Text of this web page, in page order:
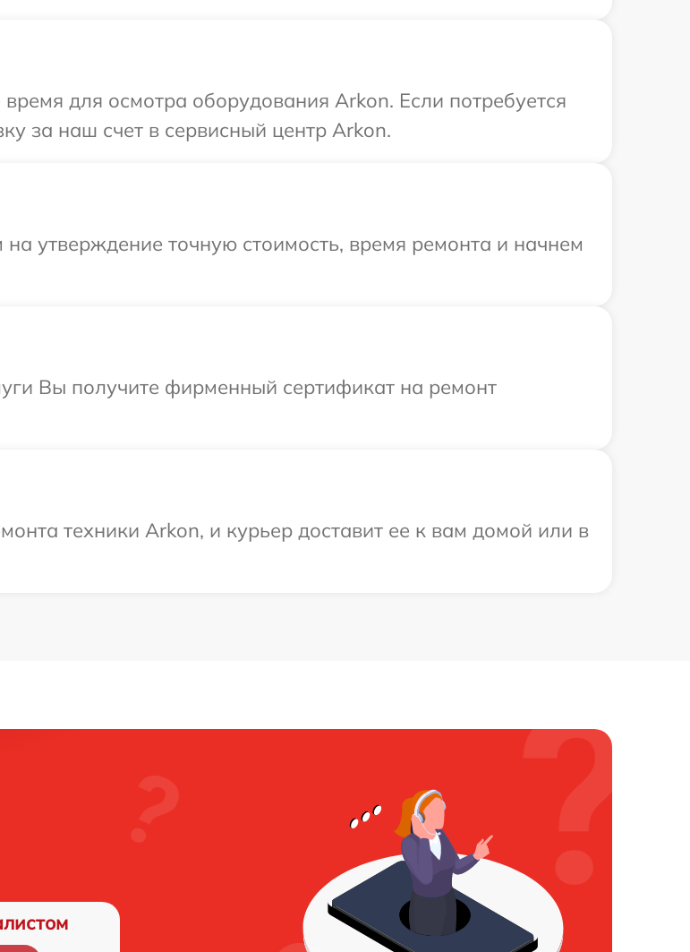
для осмотра оборудования Arkon. Если потребуется
за наш счет в сервисный центр Arkon.
утверждение точную стоимость, время ремонта и начнем
Вы получите фирменный сертификат на ремонт
техники Arkon, и курьер доставит ее к вам домой или в